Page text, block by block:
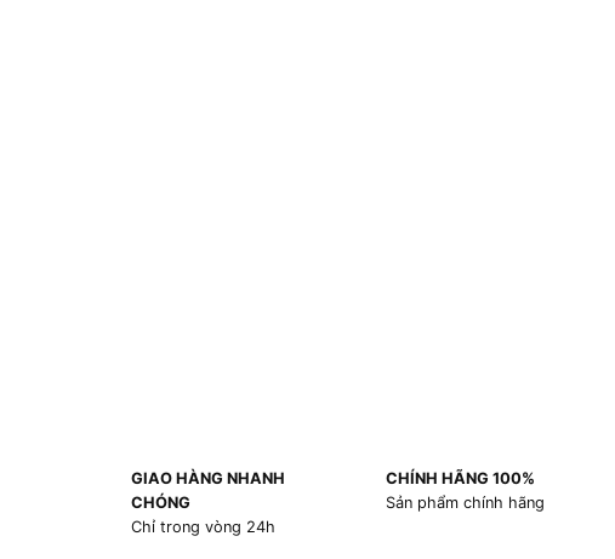
GIAO HÀNG NHANH
CHÓNG
Chỉ trong vòng 24h
CHÍNH HÃNG 100%
Sản phẩm chính hãng